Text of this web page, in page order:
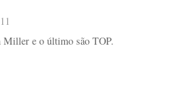
e o último são TOP.